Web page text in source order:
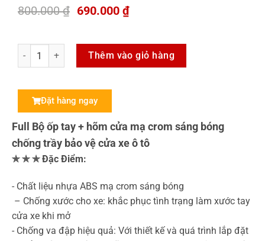
800.000₫ 690.000 ₫
Thêm vào giỏ hàng
Đặt hàng ngay
Full Bộ ốp tay + hõm cửa mạ crom sáng bóng
chống trầy bảo vệ cửa xe ô tô
✯ ✯ ✯ Đặc Điểm:
-️ Chất liệu nhựa ABS mạ crom sáng bóng
️ – Chống xước cho xe: khắc phục tình trạng làm xước tay
cửa xe khi mở
️- Chống va đập hiệu quả: Với thiết kế và quá trình lắp đặt